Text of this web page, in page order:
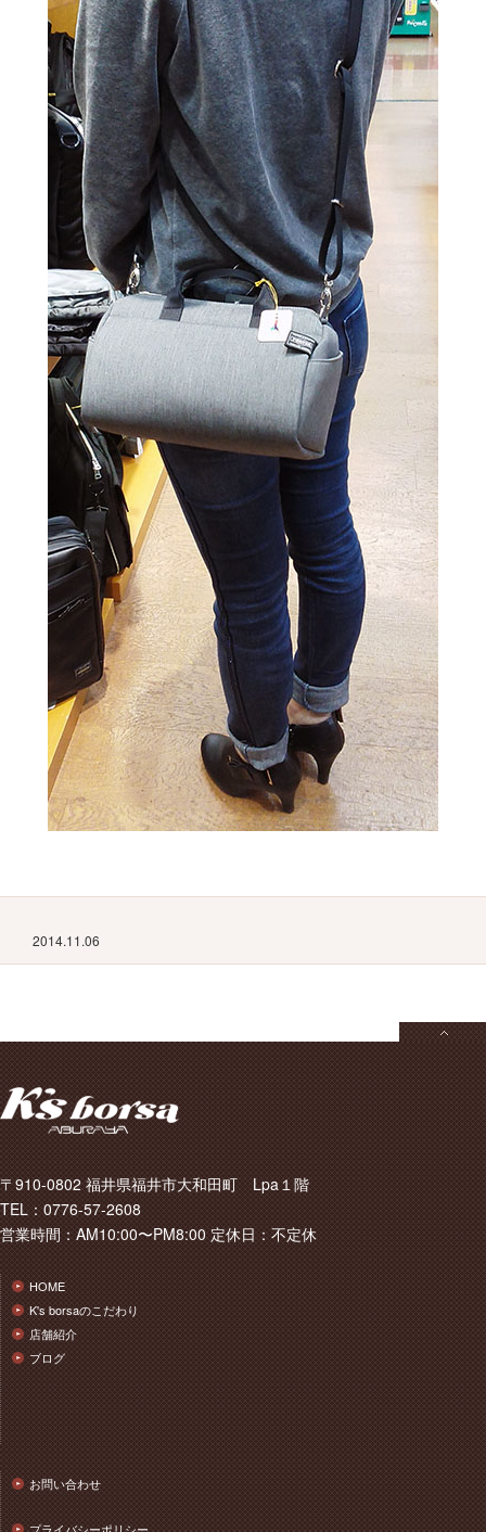
2014.11.06
〒910-0802 福井県福井市大和田町 Lpa１階
TEL：0776-57-2608
営業時間：AM10:00〜PM8:00 定休日：不定休
HOME
K's borsaのこだわり
店舗紹介
ブログ
お問い合わせ